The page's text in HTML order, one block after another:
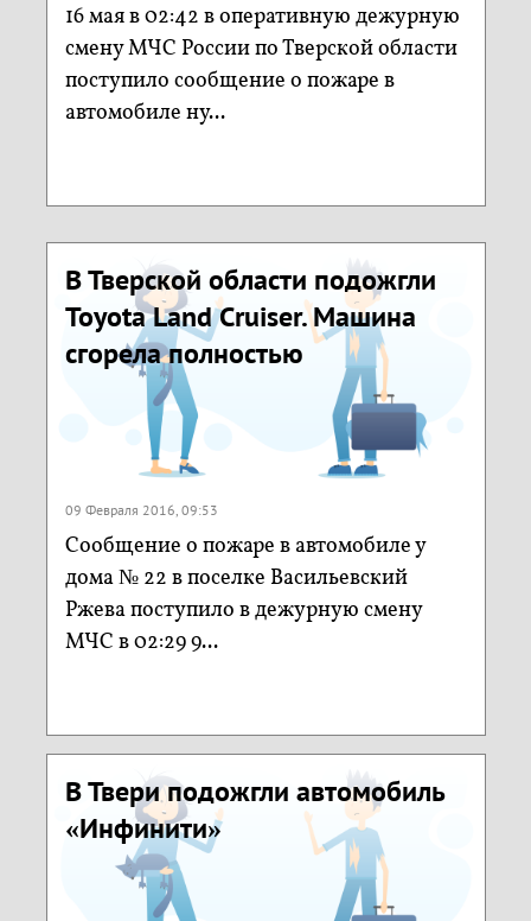
16 мая в 02:42 в оперативную дежурную
смену МЧС России по Тверской области
поступило сообщение о пожаре в
автомобиле ну...
В Тверской области подожгли
Toyota Land Cruiser. Машина
сгорела полностью
09 Февраля 2016, 09:53
Сообщение о пожаре в автомобиле у
дома № 22 в поселке Васильевский
Ржева поступило в дежурную смену
МЧС в 02:29 9...
В Твери подожгли автомобиль
«Инфинити»